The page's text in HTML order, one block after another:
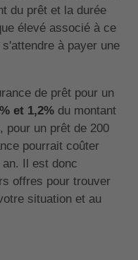
du prêt et la durée
élevé associé à ce
à payer une
de prêt pour un
et 1,2%du montant
pour un prêt de 200
pourrait coûter
Il est donc
offres pour trouver
situation et au